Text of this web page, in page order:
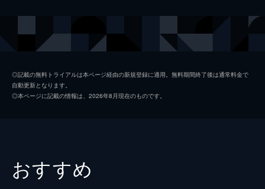
ジェニファー
◎記載の無料トライアルは本ページ経由の新規登録に適用。無料期間終了後は通常料金で
自動更新となります。
◎本ページに記載の情報は、2026年8月現在のものです。
おすすめ